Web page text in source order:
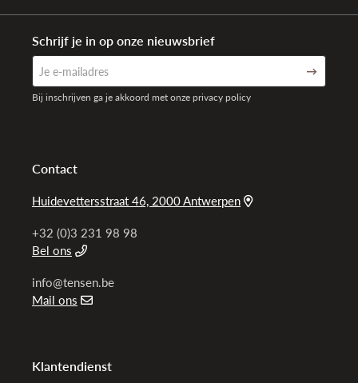
Contact
Huidevettersstraat 46, 2000 Antwerpen
+32 (0)3 231 98 98
Bel ons
info@tensen.be
Mail ons
Klantendienst
Schrijf je in op onze nieuwsbrief
Bij inschrijven ga je akkoord met onze privacy policy